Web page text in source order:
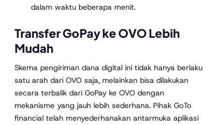
dalam waktu beberapa menit.
Transfer GoPay ke OVO Lebih
Mudah
Skema pengiriman dana digital ini tidak hanya berlaku
satu arah dari OVO saja, melainkan bisa dilakukan
secara terbalik dari GoPay ke OVO dengan
mekanisme yang jauh lebih sederhana. Pihak GoTo
financial telah menyederhanakan antarmuka aplikasi